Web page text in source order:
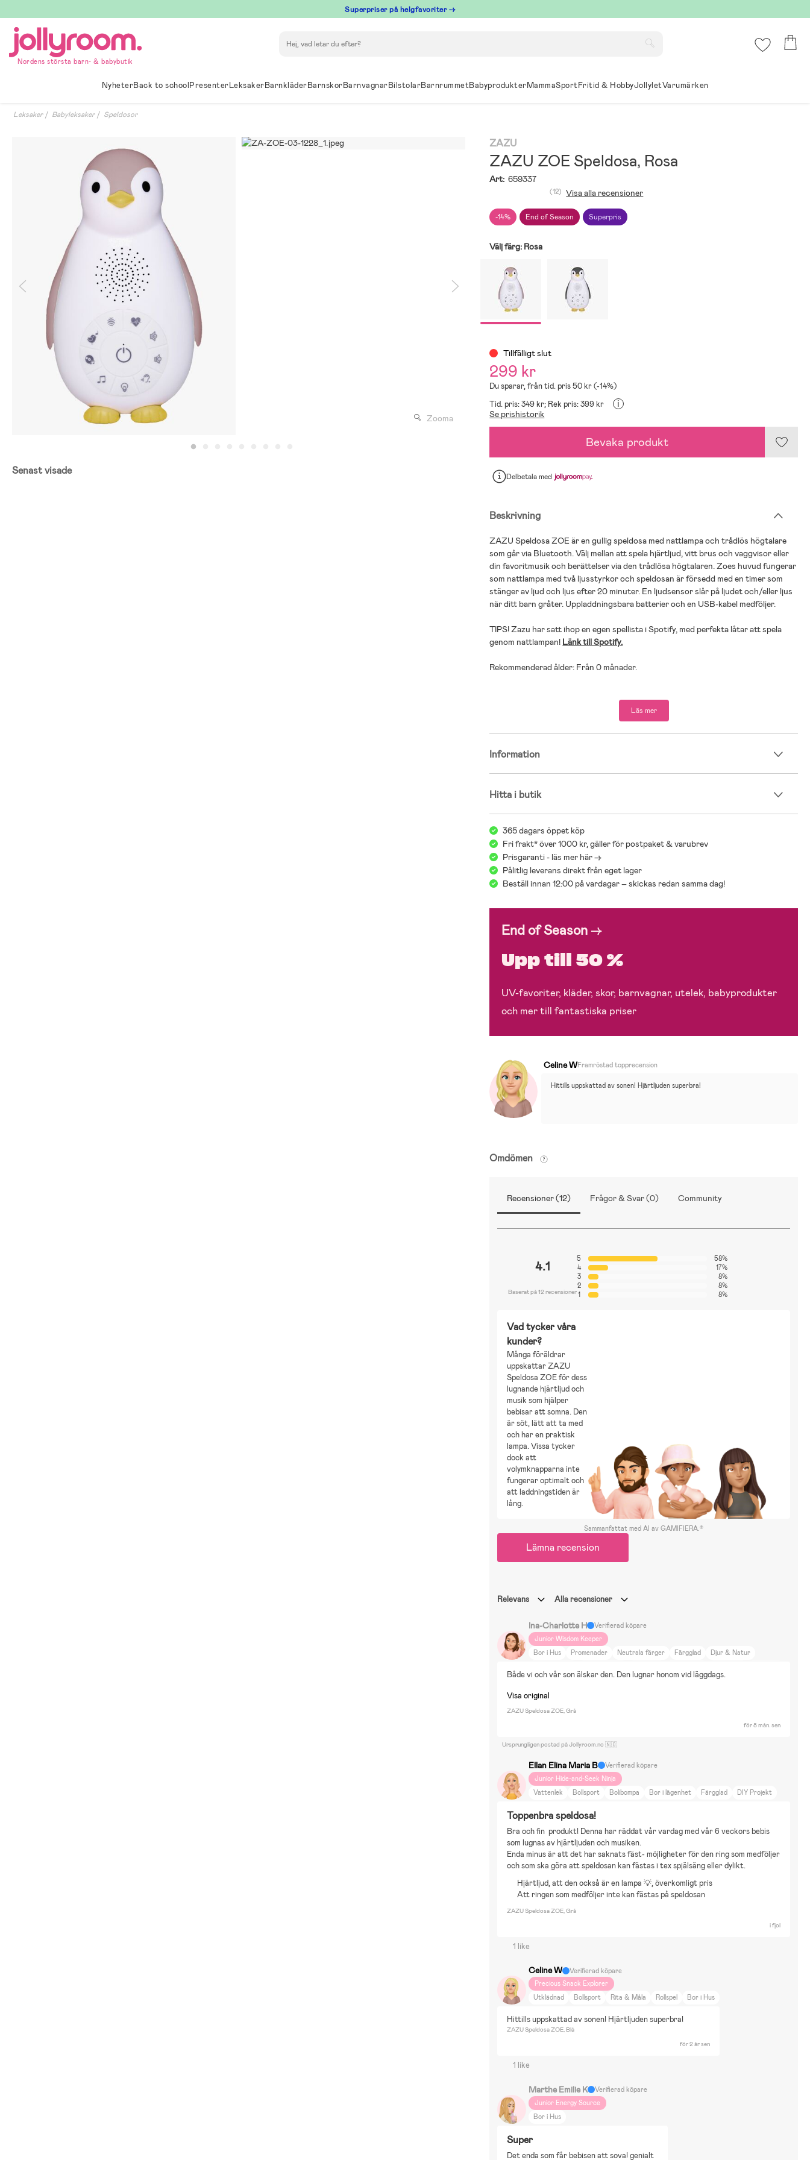
till
innehållet
Superpriser på helgfavoriter →
Nordens största barn- & babybutik
NyheterBack to schoolPresenterLeksakerBarnkläderBarnskorBarnvagnarBilstolarBarnrummetBabyprodukterMammaSportFritid & HobbyJollyletVarumärken
Leksaker Babyleksaker Speldosor
Zooma
Senast visade
ZAZU
ZAZU ZOE Speldosa, Rosa
Art: 659337
-14% End of Season Superpris
(12) Visa alla recensioner
Välj färg: Rosa
Tillfälligt slut
299 kr
Du sparar, från tid. pris 50 kr (-14%)
Tid. pris: 349 kr; Rek pris: 399 kr i
Se prishistorik
Bevaka produkt
Delbetalamed
Beskrivning
ZAZU Speldosa ZOE är en gullig speldosa med nattlampa och trådlös högtalare
som går via Bluetooth. Välj mellan att spela hjärtljud, vitt brus och vaggvisor eller
din favoritmusik och berättelser via den trådlösa högtalaren. Zoes huvud fungerar
som nattlampa med två ljusstyrkor och speldosan är försedd med en timer som
stänger av ljud och ljus efter 20 minuter. En ljudsensor slår på ljudet och/eller ljus
när ditt barn gråter. Uppladdningsbara batterier och en USB-kabel medföljer.
TIPS! Zazu har satt ihop en egen spellista i Spotify, med perfekta låtar att spela
genom nattlampan! Länk till Spotify.
Rekommenderad ålder: Från 0 månader.
Material: ABS-plast (fri från BVA).
Läs mer
Information
Hitta i butik
365 dagars öppet köp
Fri frakt* över 1000 kr, gäller för postpaket & varubrev
Prisgaranti - läs mer här ->
Pålitlig leverans direkt från eget lager
Beställ innan 12:00 på vardagar – skickas redan samma dag!
End of Season →
Upp till 50 %
UV-favoriter, kläder, skor, barnvagnar, utelek, babyprodukter
och mer till fantastiska priser
Celine WFramröstad topprecension
Hittills uppskattad av sonen! Hjärtljuden superbra!
Omdömen
Recensioner (12) Frågor & Svar (0) Community
4.1
Baserat på 12 recensioner
5
58%
4
17%
3
8%
2
8%
1
8%
Vad tycker våra
kunder?
Många föräldrar
uppskattar ZAZU
Speldosa ZOE för dess
lugnande hjärtljud och
musik som hjälper
bebisar att somna. Den
är söt, lätt att ta med
och har en praktisk
lampa. Vissa tycker
dock att
volymknapparna inte
fungerar optimalt och
att laddningstiden är
lång.
Sammanfattat med AI av GAMIFIERA.®
Lämna recension
Relevans Alla recensioner
Ina-Charlotte H
Verifierad köpare
Junior Wisdom Keeper
Bor i Hus
Promenader Neutrala färger Färgglad
Djur & Natur
Både vi och vår son älskar den. Den lugnar honom vid läggdags.
Visa original
ZAZU Speldosa ZOE, Grå
för 8 mån. sen
Ursprungligen postad på Jollyroom.no 🇳🇴
Ellan Elina Maria B
Verifierad köpare
Junior Hide-and-Seek Ninja
Vattenlek
Bollsport Bolibompa Bor i lägenhet Färgglad
DIY Projekt
Toppenbra speldosa!
Bra och fin  produkt! Denna har räddat vår vardag med vår 6 veckors bebis
som lugnas av hjärtljuden och musiken.
Enda minus är att det har saknats fäst- möjligheter för den ring som medföljer
och som ska göra att speldosan kan fästas i tex spjälsäng eller dylikt.
Hjärtljud, att den också är en lampa 💡, överkomligt pris
Att ringen som medföljer inte kan fästas på speldosan
ZAZU Speldosa ZOE, Grå
i fjol
1 like
Celine W
Verifierad köpare
Precious Snack Explorer
Utklädnad
Bollsport Rita & Måla Rollspel Bor i Hus
Hittills uppskattad av sonen! Hjärtljuden superbra!
ZAZU Speldosa ZOE, Blå
för 2 år sen
1 like
Marthe Emilie K
Verifierad köpare
Junior Energy Source
Bor i Hus
Super
Det enda som får bebisen att sova! genialt